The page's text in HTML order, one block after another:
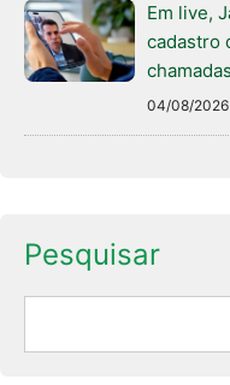
Em live,
cadastro
04/08/2026
Pesquisar